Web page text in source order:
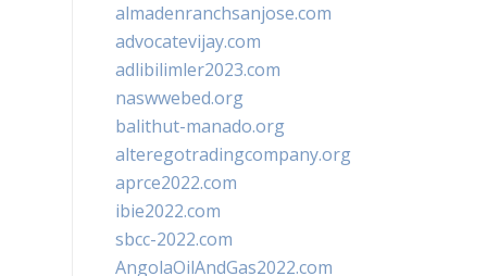
almadenranchsanjose.com
advocatevijay.com
adlibilimler2023.com
naswwebed.org
balithut-manado.org
alteregotradingcompany.org
aprce2022.com
ibie2022.com
sbcc-2022.com
AngolaOilAndGas2022.com